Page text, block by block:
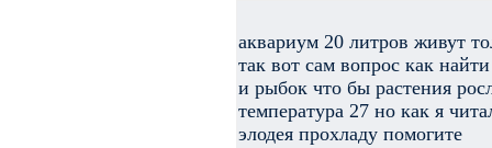
аквариум 20 литров живут
так вот сам вопрос как
и рыбок что бы растения
температура 27 но как я
элодея прохладу помогите